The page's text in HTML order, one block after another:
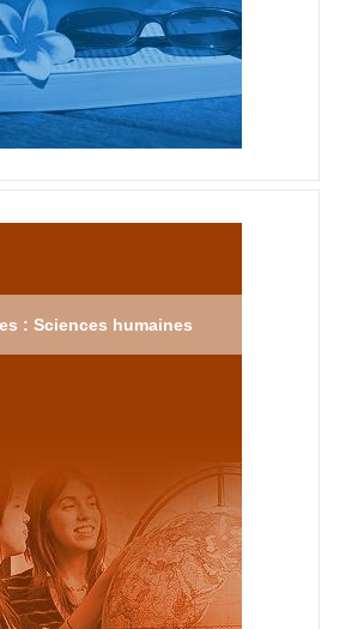
: Sciences humaines